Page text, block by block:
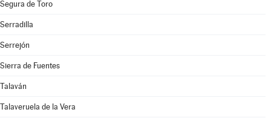
Segura de Toro
Serradilla
Serrejón
Sierra de Fuentes
Talaván
Talaveruela de la Vera